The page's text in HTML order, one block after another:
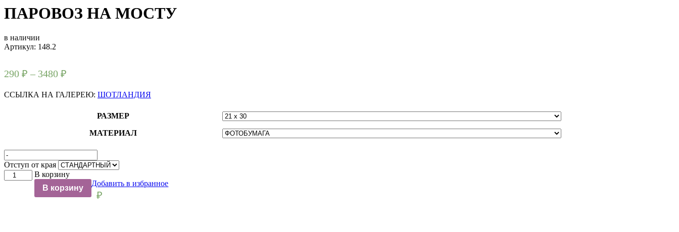
ПАРОВОЗ НА МОСТУ
в наличии
Артикул: 148.2
290 ₽ – 3480 ₽
ССЫЛКА НА ГАЛЕРЕЮ: ШОТЛАНДИЯ
РАЗМЕР
МАТЕРИАЛ
Отступ от края
Количество
товара
В корзину
В корзину
Добавить в избранное
₽